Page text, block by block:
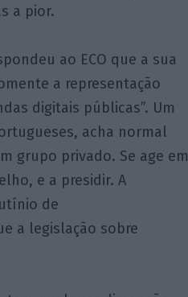
a pior.
ao ECO que a sua
a representação
digitais públicas”. Um
acha normal
grupo privado. Se age em
e a presidir. A
de
a legislação sobre